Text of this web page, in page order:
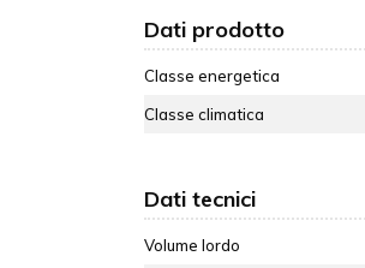
Dati prodotto
Classe energetica
Classe climatica
Dati tecnici
Volume lordo